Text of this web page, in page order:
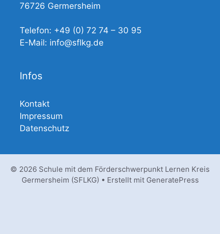
76726 Germersheim
Telefon: +49 (0) 72 74 – 30 95
E-Mail: info@sflkg.de
Infos
Kontakt
Impressum
Datenschutz
© 2026 Schule mit dem Förderschwerpunkt Lernen Kreis
Germersheim (SFLKG) • Erstellt mit GeneratePress